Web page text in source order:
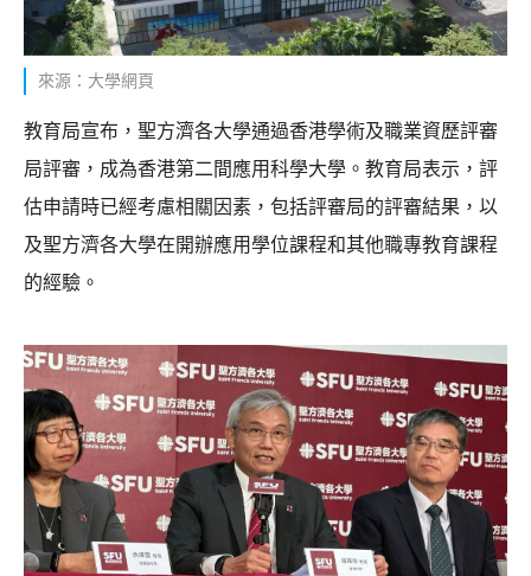
來源：大學網頁
教育局宣布，聖方濟各大學通過香港學術及職業資歷評審
局評審，成為香港第二間應用科學大學。教育局表示，評
估申請時已經考慮相關因素，包括評審局的評審結果，以
及聖方濟各大學在開辦應用學位課程和其他職專教育課程
的經驗。